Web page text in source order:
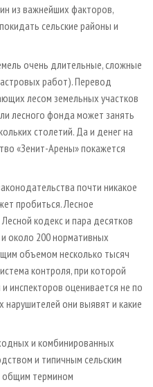
из важнейших факторов,
сельские районы и
очень длительные, сложные
работ). Перевод
лесом земельных участков
лесного фонда может занять
столетий. Да и денег на
«Зенит-Арены» покажется
почти никакое
пробиться. Лесное
кодекс и пара десятков
около 200 нормативных
объемом несколько тысяч
контроля, при которой
инспекторов оценивается не по
нарушителей они выявят и какие
и комбинированных
и типичным сельским
термином